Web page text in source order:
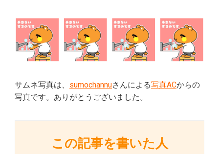
サムネ写真は、 sumochannuさんによる写真ACからの
写真です。ありがとうございました。
この記事を書いた人